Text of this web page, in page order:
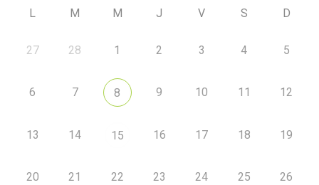
L M M J V S D
27 28 1 2 3 4 5
6 7 8 9 10 11 12
13 14 15 16 17 18 19
20 21 22 23 24 25 26